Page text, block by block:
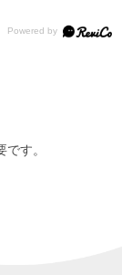
です。